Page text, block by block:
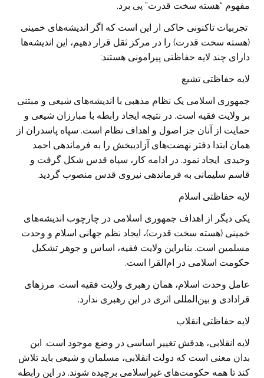
مفهوم “هسته سخت قدرت” پی برد.
تجربیات تاکنونی حاکی از این است که اگر اندیشه‌های خمینی
(هسته سخت قدرت) را در مرکز ثقل قرار دهیم، این اندیشه‌ها
دارای چند لایه حفاظتی پیرامونی هستند:
لایه حفاظتی تشیع
جمهوری اسلامی یک نظام مذهبی با اندیشه‌های شیعی و مبتنی
بر ولایت فقیه است. در نتیجه ایجاد رابطه با مبارزان شیعی و
حمایت از آنان جز اصول و اهداف نظام است. سپاه پاسدران از
همان ابتدا دفتر نهضت‌های آزادیبخش را به فرماندهی احمد
وحیدی ایجاد نمود. در ادامه کار، سپاه قدس شکل گرفت و
قاسم سلیمانی به فرماندهی نیروی قدس منصوب گردید.
لایه حفاظتی اسلام
یکی دیگر از اهداف جمهوری اسلامی در چارچوب اندیشه‌های
خمینی (هسته سخت قدرت)، ایجاد نظم جهانی اسلام و وحدت
مسلمین است. بنابراین ولایت فقیه، اساس و جوهر تشکیل
حکومت اسلامی در ام‌القرا است.
عامل وحدت اسلام، همان رهبری ولایت فقیه است. مرزهای
قرادادی و بین‌المللی اثری در این رهبری ندارد.
لایه حفاظتی انقلاب
لایه انقلابی، هدفش تغییر اساسی در وضع موجود است. این
بدان معنی است که دولت انقلابی، مسلمان و شیعی باید تلاش
کند تا همه حکومت‌های غیر‌اسلامی برچیده شوند. در این رابطه